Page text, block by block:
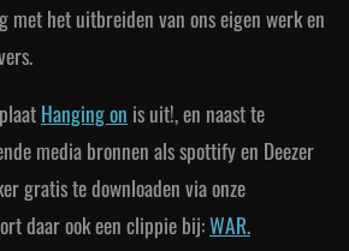
met het uitbreiden van ons eigen werk en
Hanging on is uit!, en naast te
media bronnen als spottify en Deezer
gratis te downloaden via onze
daar ook een clippie bij:WAR.